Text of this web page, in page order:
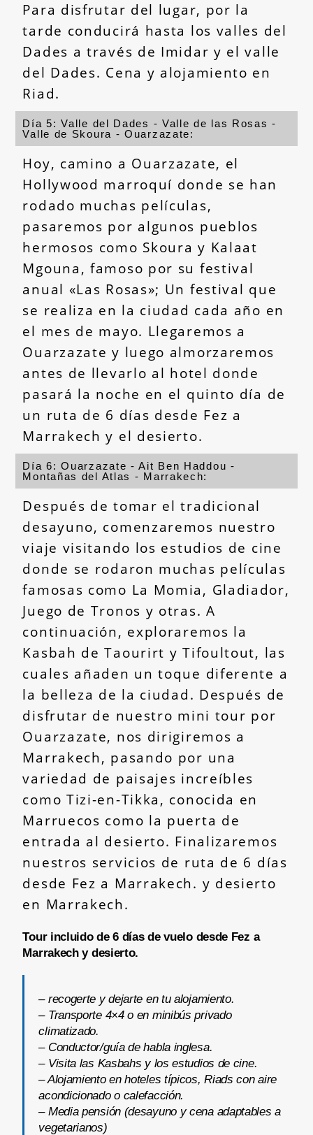
Para disfrutar del lugar, por la
tarde conducirá hasta los valles del
Dades a través de Imidar y el valle
del Dades. Cena y alojamiento en
Riad.
Día 5: Valle del Dades - Valle de las Rosas -
Valle de Skoura - Ouarzazate:
Hoy, camino a Ouarzazate, el
Hollywood marroquí donde se han
rodado muchas películas,
pasaremos por algunos pueblos
hermosos como Skoura y Kalaat
Mgouna, famoso por su festival
anual «Las Rosas»; Un festival que
se realiza en la ciudad cada año en
el mes de mayo. Llegaremos a
Ouarzazate y luego almorzaremos
antes de llevarlo al hotel donde
pasará la noche en el quinto día de
un ruta de 6 días desde Fez a
Marrakech y el desierto.
Día 6: Ouarzazate - Ait Ben Haddou -
Montañas del Atlas - Marrakech:
Después de tomar el tradicional
desayuno, comenzaremos nuestro
viaje visitando los estudios de cine
donde se rodaron muchas películas
famosas como La Momia, Gladiador,
Juego de Tronos y otras. A
continuación, exploraremos la
Kasbah de Taourirt y Tifoultout, las
cuales añaden un toque diferente a
la belleza de la ciudad. Después de
disfrutar de nuestro mini tour por
Ouarzazate, nos dirigiremos a
Marrakech, pasando por una
variedad de paisajes increíbles
como Tizi-en-Tikka, conocida en
Marruecos como la puerta de
entrada al desierto. Finalizaremos
nuestros servicios de ruta de 6 días
desde Fez a Marrakech. y desierto
en Marrakech.
Tour incluido de 6 días de vuelo desde Fez a
Marrakech y desierto.
– recogerte y dejarte en tu alojamiento.
– Transporte 4×4 o en minibús privado
climatizado.
– Conductor/guía de habla inglesa.
– Visita las Kasbahs y los estudios de cine.
– Alojamiento en hoteles típicos, Riads con aire
acondicionado o calefacción.
– Media pensión (desayuno y cena adaptables a
vegetarianos)